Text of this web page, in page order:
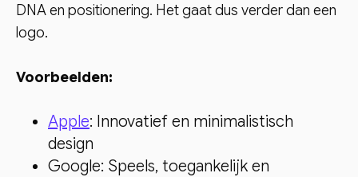
DNA en positionering. Het gaat dus verder dan een
logo.
Voorbeelden:
Apple: Innovatief en minimalistisch
design
Google: Speels, toegankelijk en